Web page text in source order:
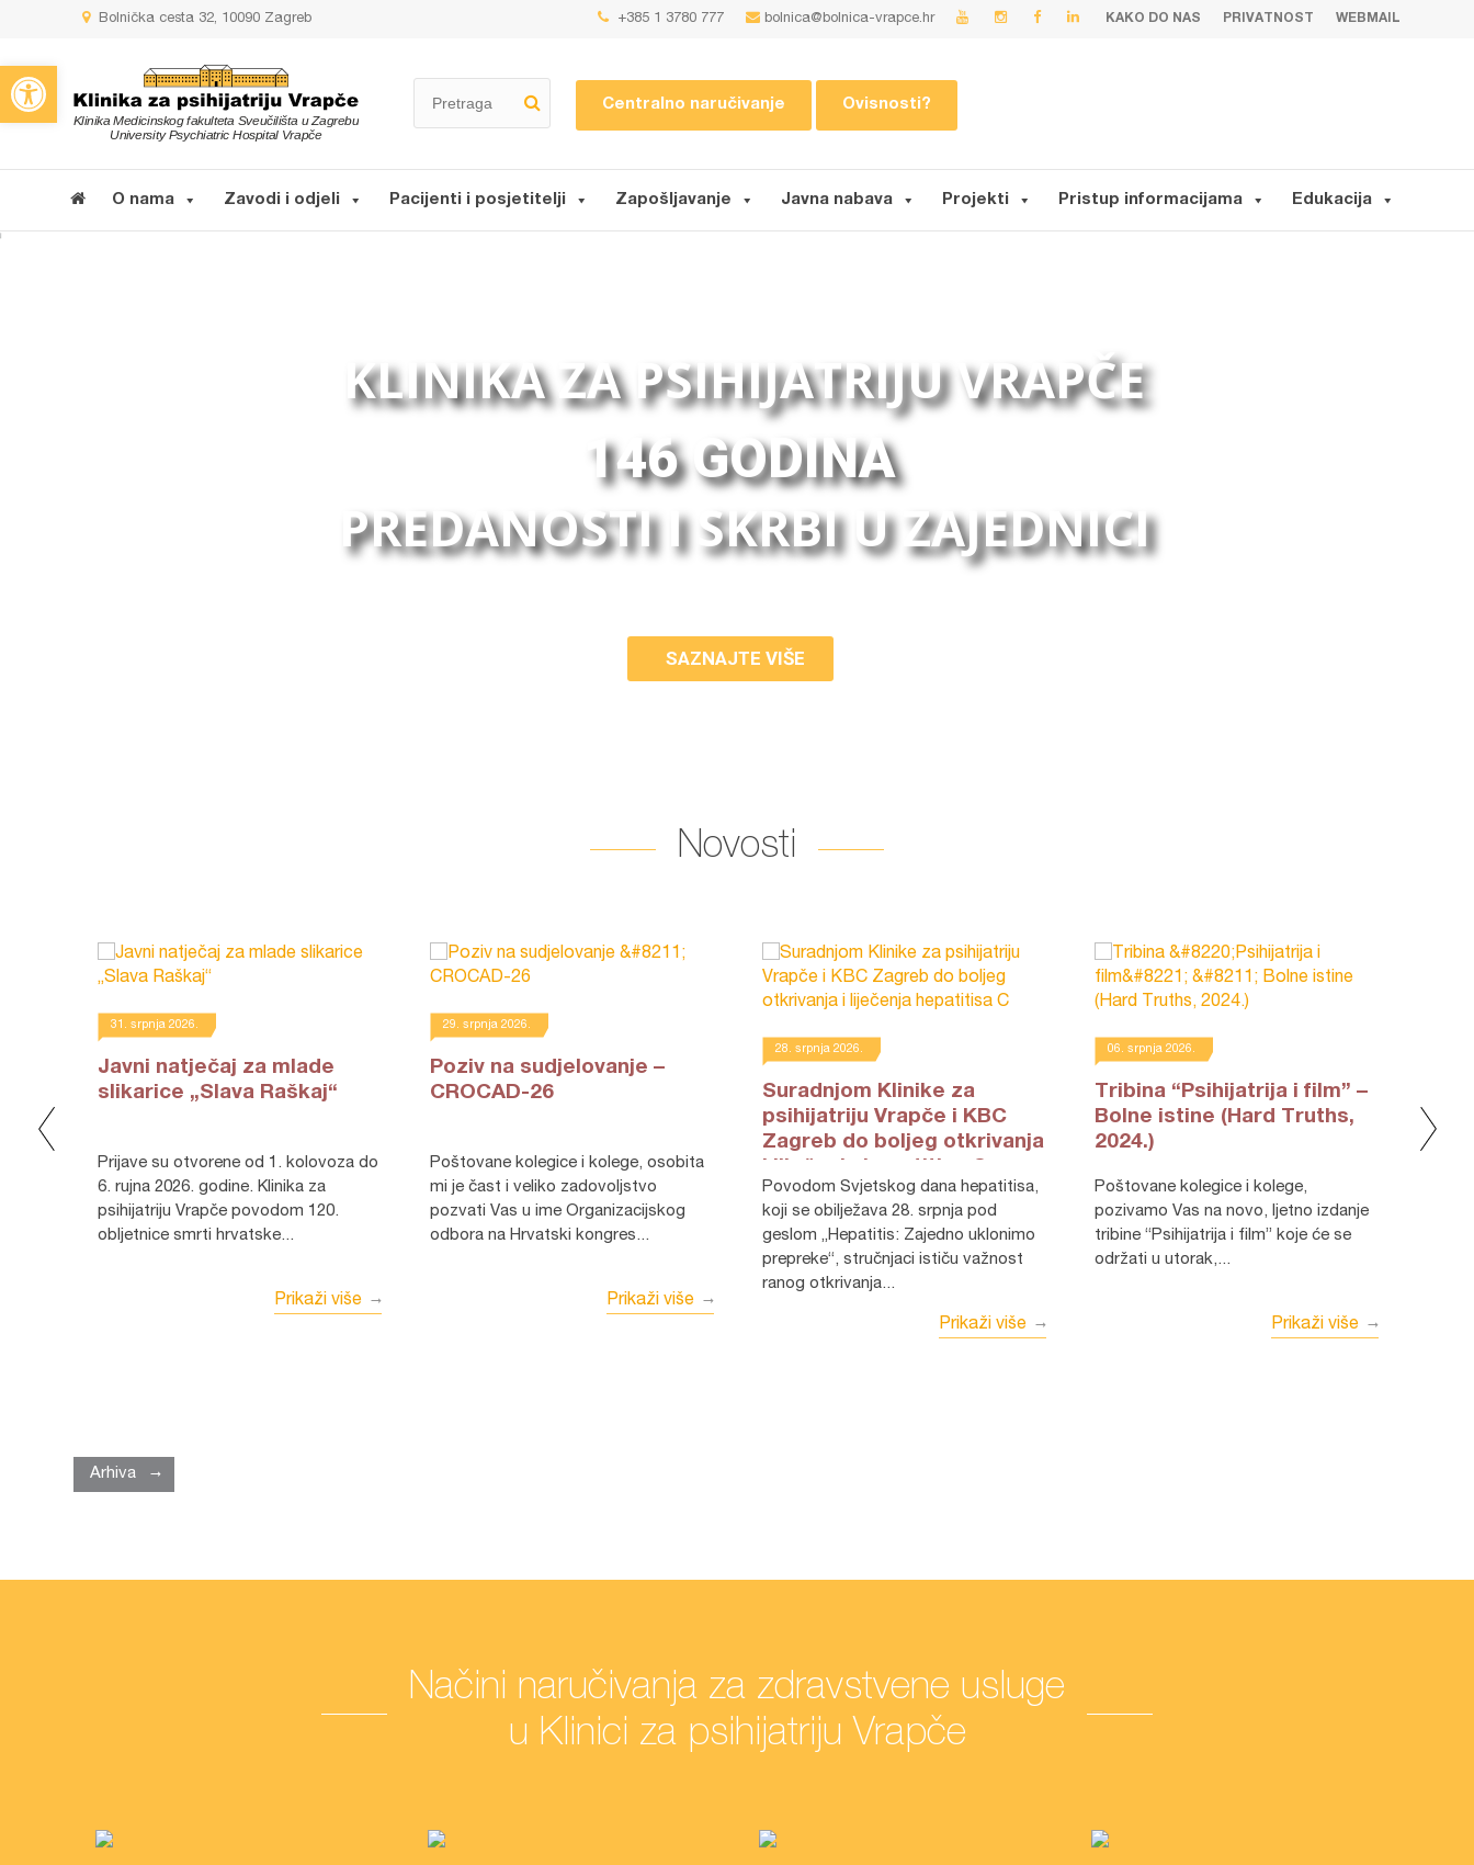
Open toolbar
Bolnička cesta 32, 10090 Zagreb +385 1 3780 777 bolnica@bolnica-vrapce.hr KAKO DO NAS PRIVATNOST WEBMAIL
Centralno naručivanje Ovisnosti?
O nama Zavodi i odjeli Pacijenti i posjetitelji Zapošljavanje Javna nabava Projekti Pristup informacijama Edukacija
146 GODINA
KLINIKA ZA PSIHIJATRIJU VRAPČE
PREDANOSTI I SKRBI U ZAJEDNICI
SAZNAJTE VIŠE
Novosti
31. srpnja 2026.
Javni natječaj za mlade
slikarice „Slava Raškaj“
Prijave su otvorene od 1. kolovoza do
6. rujna 2026. godine. Klinika za
psihijatriju Vrapče povodom 120.
obljetnice smrti hrvatske...
Prikaži više
29. srpnja 2026.
Poziv na sudjelovanje –
CROCAD-26
Poštovane kolegice i kolege, osobita
mi je čast i veliko zadovoljstvo
pozvati Vas u ime Organizacijskog
odbora na Hrvatski kongres...
Prikaži više
28. srpnja 2026.
Suradnjom Klinike za
psihijatriju Vrapče i KBC
Zagreb do boljeg otkrivanja
Povodom Svjetskog dana hepatitisa,
koji se obilježava 28. srpnja pod
geslom „Hepatitis: Zajedno uklonimo
prepreke“, stručnjaci ističu važnost
ranog otkrivanja...
Prikaži više
06. srpnja 2026.
Tribina “Psihijatrija i film” –
Bolne istine (Hard Truths,
2024.)
Poštovane kolegice i kolege,
pozivamo Vas na novo, ljetno izdanje
tribine “Psihijatrija i film” koje će se
održati u utorak,...
Prikaži više
Povodom Mjeseca Alzheimerove
Arhiva
Načini naručivanja za zdravstvene usluge
u Klinici za psihijatriju Vrapče